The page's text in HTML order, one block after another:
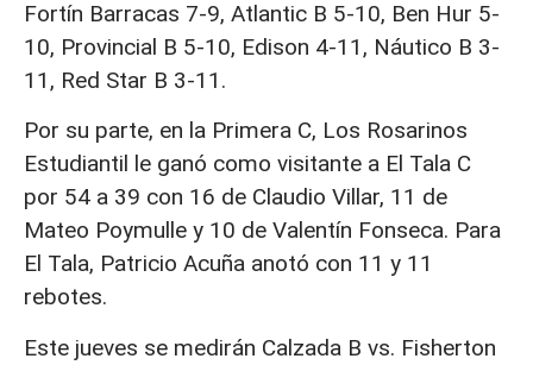
Fortín Barracas 7-9, Atlantic B 5-10, Ben Hur 5-
10, Provincial B 5-10, Edison 4-11, Náutico B 3-
11, Red Star B 3-11.
Por su parte, en la Primera C, Los Rosarinos
Estudiantil le ganó como visitante a El Tala C
por 54 a 39 con 16 de Claudio Villar, 11 de
Mateo Poymulle y 10 de Valentín Fonseca. Para
El Tala, Patricio Acuña anotó con 11 y 11
rebotes.
Este jueves se medirán Calzada B vs. Fisherton